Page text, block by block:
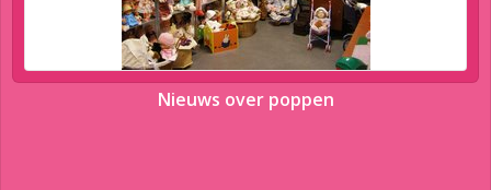
Nieuws over poppen